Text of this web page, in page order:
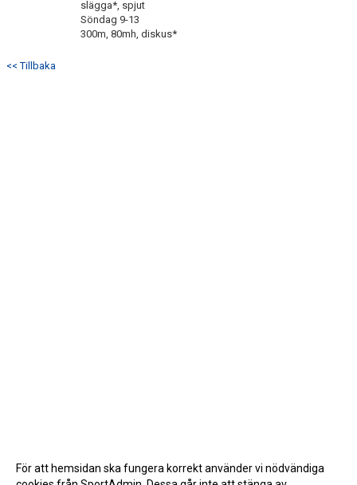
slägga*, spjut
Söndag 9-13
300m, 80mh, diskus*
<< Tillbaka
För att hemsidan ska fungera korrekt använder vi nödvändiga